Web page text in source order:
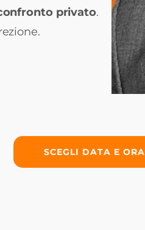
privato.
SCEGLI DATA E ORA